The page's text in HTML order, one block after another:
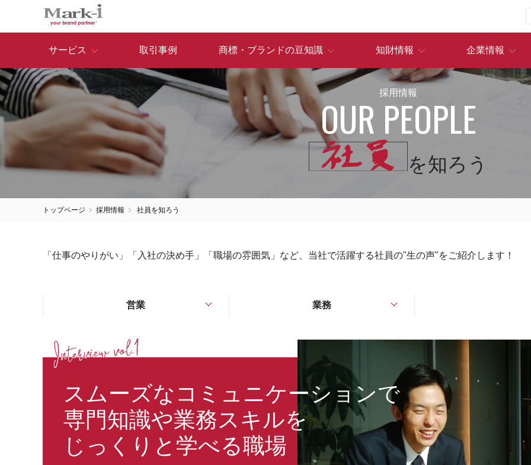
サービス 取引事例 商標・ブランドの豆知識 知財情報 企業情報
採用情報
OUR PEOPLE
を知ろう
トップページ 採用情報 社員を知ろう
「仕事のやりがい」「入社の決め手」「職場の雰囲気」など、当社で活躍する社員の"生の声"をご紹介します！
営業 業務
スムーズなコミュニケーションで
専門知識や業務スキルを
じっくりと学べる職場